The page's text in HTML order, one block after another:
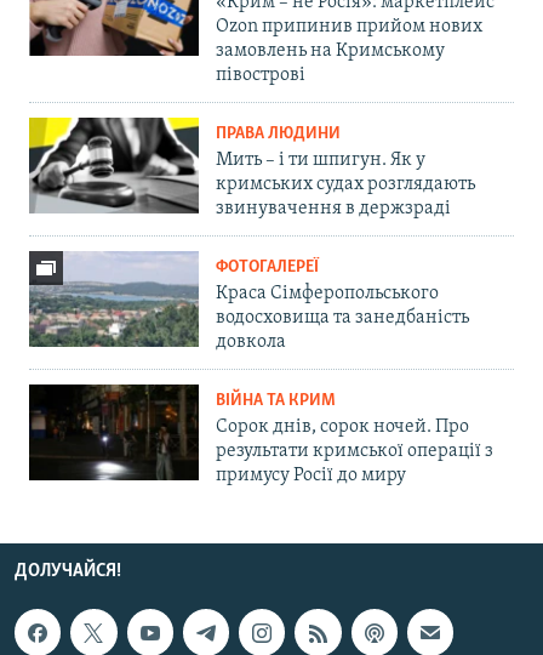
Ozon припинив прийом нових
замовлень на Кримському
півострові
ПРАВА ЛЮДИНИ
Мить – і ти шпигун. Як у
кримських судах розглядають
звинувачення в держзраді
ФОТОГАЛЕРЕЇ
Краса Сімферопольського
водосховища та занедбаність
довкола
ВІЙНА ТА КРИМ
Сорок днів, сорок ночей. Про
результати кримської операції з
примусу Росії до миру
ДОЛУЧАЙСЯ!